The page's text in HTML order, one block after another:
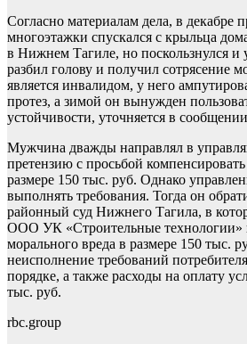
Согласно материалам дела, в декабре
многоэтажки спускался с крыльца
в Нижнем Тагиле, но поскользнулся и
разбил голову и получил сотрясение
является инвалидом, у него
протез, а зимой он вынужден
устойчивости, уточняется в
Мужчина дважды направлял в
претензию с просьбой
размере 150 тыс. руб. Однако
выполнять требования. Тогда он
районный суд Нижнего Тагила, в
ООО УК «Строительные технологии»
морального вреда в размере 150 тыс.
неисполнение требований
порядке, а также расходы на оплату
тыс. руб.
rbc.group